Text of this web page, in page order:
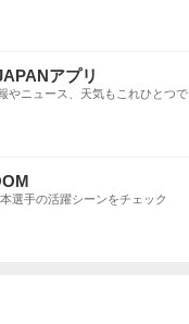
アプリ
やニュース、天気もこれひとつで
選手の活躍シーンをチェック